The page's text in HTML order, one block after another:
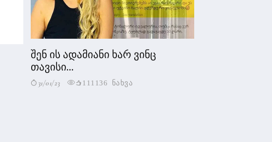
შენ ის ადამიანი ხარ ვინც
თავისი...
31/01/23 111136 ნახვა